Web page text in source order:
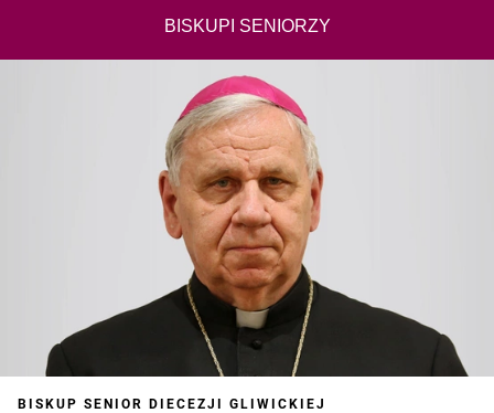
BISKUPI SENIORZY
BISKUP SENIOR DIECEZJI GLIWICKIEJ